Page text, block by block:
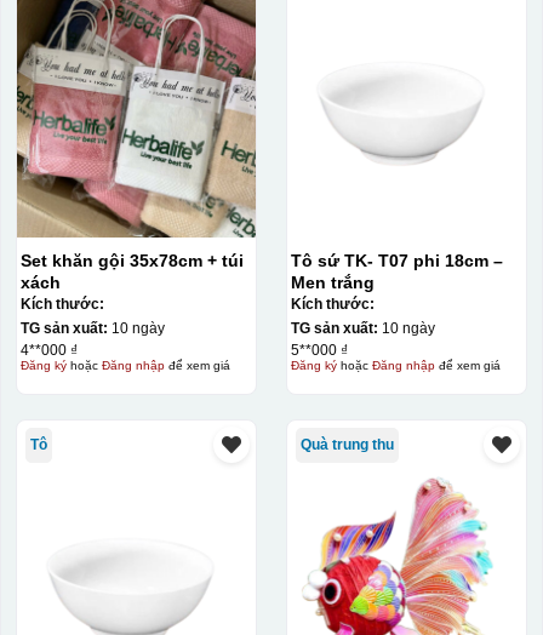
Set khăn gội 35x78cm + túi
xách
Kích thước:
TG sản xuất: 10 ngày
4**000 ₫
Đăng kýhoặc Đăng nhậpđể xem giá
Tô sứ TK- T07 phi 18cm –
Men trắng
Kích thước:
TG sản xuất: 10 ngày
5**000 ₫
Đăng kýhoặc Đăng nhậpđể xem giá
Tô Quà trung thu